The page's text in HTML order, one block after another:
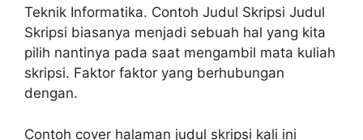
Teknik Informatika. Contoh Judul Skripsi Judul
Skripsi biasanya menjadi sebuah hal yang kita
pilih nantinya pada saat mengambil mata kuliah
skripsi. Faktor faktor yang berhubungan
dengan.
Contoh cover halaman judul skripsi kali ini